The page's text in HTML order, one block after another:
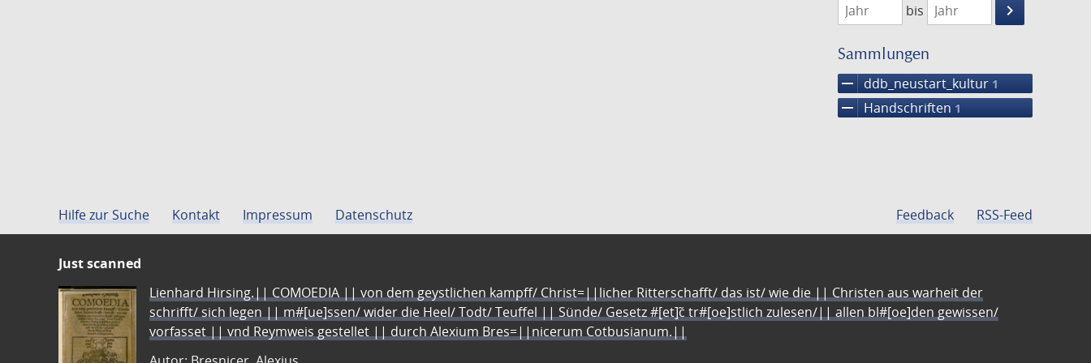
bis
keyboard_arrow_right
Suche
Sammlungen
remove ddb_neustart_kultur 1
remove Handschriften 1
Hilfe zur Suche Kontakt Impressum Datenschutz Feedback RSS-Feed
Just scanned
Lienhard Hirsing.|| COMOEDIA || von dem geystlichen kampff/ Christ=||licher Ritterschafft/ das ist/ wie die || Christen aus warheit der
schrifft/ sich legen || m#[ue]ssen/ wider die Heel/ Todt/ Teuffel || Sünde/ Gesetz #[et]c̃ tr#[oe]stlich zulesen/|| allen bl#[oe]den gewissen/
vorfasset || vnd Reymweis gestellet || durch Alexium Bres=||nicerum Cotbusianum.||